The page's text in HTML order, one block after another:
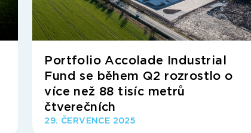
Portfolio Accolade Industrial
Fund se během Q2 rozrostlo o
více než 88 tisíc metrů
čtverečních
29. ČERVENCE 2025